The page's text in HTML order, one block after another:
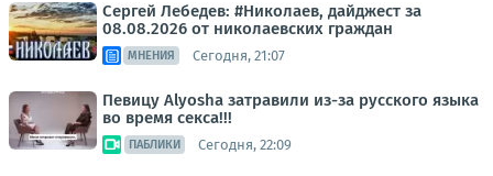
Сергей Лебедев: #Николаев, дайджест за
08.08.2026 от николаевских граждан
МНЕНИЯ Сегодня, 21:07
Певицу Alyosha затравили из-за русского языка
во время секса!!!
ПАБЛИКИ Сегодня, 22:09